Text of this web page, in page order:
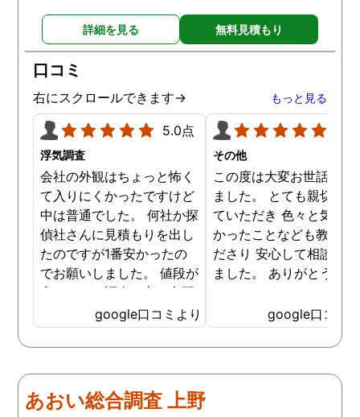
対応して頂いた上に、かな
り迅速に弁護士に関するア
ドバイスを頂き繋いで下さ
った事、本当に感謝してい
ます。
詳細を見る 無料見積もり
口コミ
右にスクロールできます→ もっと見る
5.0点
浮気調査
会社の外観はちょっと怖く
て入りにくかったですけど
中は普通でした。 何社か探
偵社さんに見積もりを出し
たのですが1番安かったの
でお願いしました。 値段が
安いので、調査の方が心配
でしたがしっかり浮気の証
拠を押さえて頂けました。
ありがとう御座いました。
探偵に頼む事のない人生を
歩みますね(笑)
google口コミより
その他
この度は大変お世話にな
ました。 とても親切に
ていただき 色々と気付
かったことなども教えて
ださり 安心して相談が
ました。 ありがとうご
google口コミ
あおい総合調査 上野